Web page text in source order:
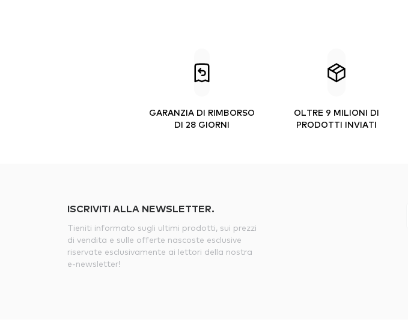
GARANZIA DI RIMBORSO
DI 28 GIORNI
OLTRE 9 MILIONI DI
PRODOTTI INVIATI
ISCRIVITI ALLA NEWSLETTER.
Tieniti informato sugli ultimi prodotti, sui prezzi
di vendita e sulle offerte nascoste esclusive
riservate esclusivamente ai lettori della nostra
e-newsletter!